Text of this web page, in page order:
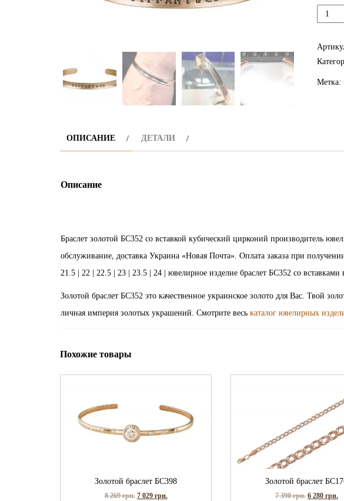
Метка:
ОПИСАНИЕ ДЕТАЛИ
Описание
Браслет золотой БС352 со вставкой кубический цирконий производитель
обслуживание, доставка Украина «Новая Почта». Оплата заказа при
21.5 | 22 | 22.5 | 23 | 23.5 | 24 | ювелирное изделие браслет БС352 со вставками
Золотой браслет БС352 это качественное украинское золото для Вас. Твой
личная империя золотых украшений. Смотрите весь каталог ювелирных
Похожие товары
Золотой браслет БС398
8 269грн. 7 029 грн.
Золотой браслет
7 390грн. 6 280 грн.